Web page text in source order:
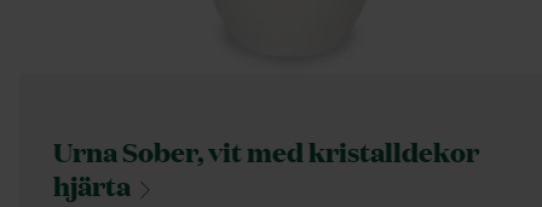
Urna Sober, vit med kristalldekor
hjärta